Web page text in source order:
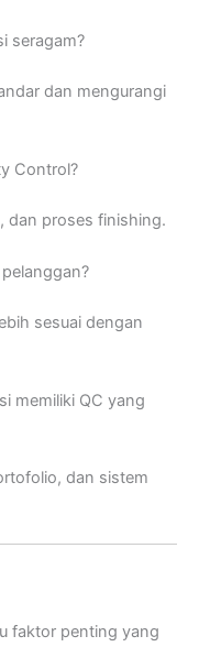
seragam?
dan mengurangi
Control?
dan proses finishing.
sesuai dengan
memiliki QC yang
dan sistem
faktor penting yang